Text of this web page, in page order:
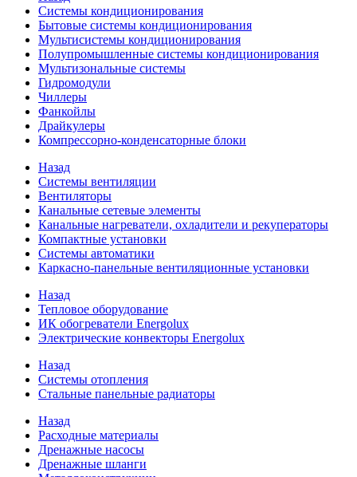
Системы кондиционирования
Бытовые системы кондиционирования
Мультисистемы кондиционирования
Полупромышленные системы кондиционирования
Мультизональные системы
Гидромодули
Чиллеры
Фанкойлы
Драйкулеры
Компрессорно-конденсаторные блоки
Назад
Системы вентиляции
Вентиляторы
Канальные сетевые элементы
Канальные нагреватели, охладители и рекуператоры
Компактные установки
Системы автоматики
Каркасно-панельные вентиляционные установки
Назад
Тепловое оборудование
ИК обогреватели Energolux
Электрические конвекторы Energolux
Назад
Системы отопления
Стальные панельные радиаторы
Назад
Расходные материалы
Дренажные насосы
Дренажные шланги